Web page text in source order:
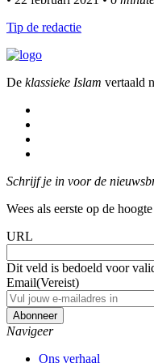
Tip de redactie
De klassieke Islam vertaald
Schrijf je in voor de
Wees als eerste op de
URL
Dit veld is bedoeld voor
Email(Vereist)
Navigeer
Ons verhaal